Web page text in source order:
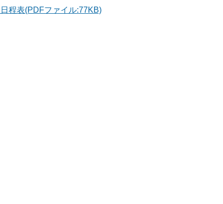
程表(PDFファイル:77KB)